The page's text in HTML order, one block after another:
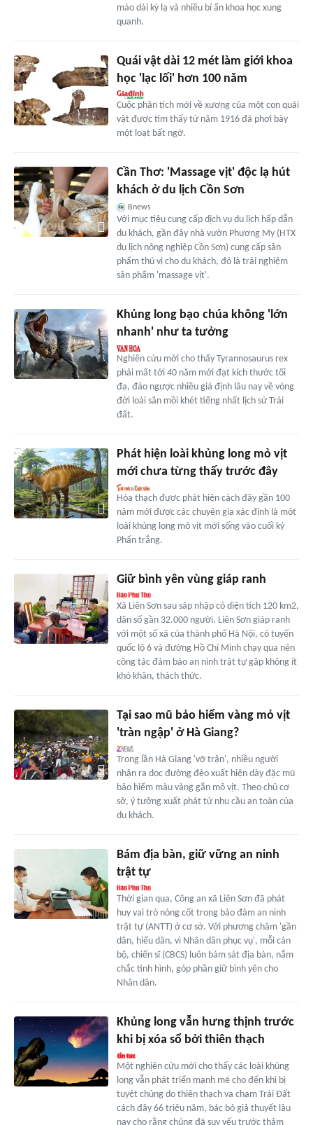
mào dài kỳ lạ và nhiều bí ẩn khoa học xung
quanh.
Quái vật dài 12 mét làm giới khoa
học 'lạc lối' hơn 100 năm
Cuộc phân tích mới về xương của một con quái
vật được tìm thấy từ năm 1916 đã phơi bày
một loạt bất ngờ.
Cần Thơ: 'Massage vịt' độc lạ hút
khách ở du lịch Cồn Sơn
Bnews
Với mục tiêu cung cấp dịch vụ du lịch hấp dẫn
du khách, gần đây nhà vườn Phương My (HTX
du lịch nông nghiệp Cồn Sơn) cung cấp sản
phẩm thú vị cho du khách, đó là trải nghiệm
sản phẩm 'massage vịt'.
Khủng long bạo chúa không 'lớn
nhanh' như ta tưởng
Nghiên cứu mới cho thấy Tyrannosaurus rex
phải mất tới 40 năm mới đạt kích thước tối
đa, đảo ngược nhiều giả định lâu nay về vòng
đời loài săn mồi khét tiếng nhất lịch sử Trái
đất.
Phát hiện loài khủng long mỏ vịt
mới chưa từng thấy trước đây
Hóa thạch được phát hiện cách đây gần 100
năm mới được các chuyên gia xác định là một
loài khủng long mỏ vịt mới sống vào cuối kỷ
Phấn trắng.
Giữ bình yên vùng giáp ranh
Xã Liên Sơn sau sáp nhập có diện tích 120 km2,
dân số gần 32.000 người. Liên Sơn giáp ranh
với một số xã của thành phố Hà Nội, có tuyến
quốc lộ 6 và đường Hồ Chí Minh chạy qua nên
công tác đảm bảo an ninh trật tự gặp không ít
khó khăn, thách thức.
Tại sao mũ bảo hiểm vàng mỏ vịt
'tràn ngập' ở Hà Giang?
Trong lần Hà Giang 'vỡ trận', nhiều người
nhận ra dọc đường đèo xuất hiện dày đặc mũ
bảo hiểm màu vàng gắn mỏ vịt. Theo chủ cơ
sở, ý tưởng xuất phát từ nhu cầu an toàn của
du khách.
Bám địa bàn, giữ vững an ninh
trật tự
Thời gian qua, Công an xã Liên Sơn đã phát
huy vai trò nòng cốt trong bảo đảm an ninh
trật tự (ANTT) ở cơ sở. Với phương châm 'gần
dân, hiểu dân, vì Nhân dân phục vụ', mỗi cán
bộ, chiến sĩ (CBCS) luôn bám sát địa bàn, nắm
chắc tình hình, góp phần giữ bình yên cho
Nhân dân.
Khủng long vẫn hưng thịnh trước
khi bị xóa sổ bởi thiên thạch
Một nghiên cứu mới cho thấy các loài khủng
long vẫn phát triển mạnh mẽ cho đến khi bị
tuyệt chủng do thiên thạch va chạm Trái Đất
cách đây 66 triệu năm, bác bỏ giả thuyết lâu
nay cho rằng chúng đã suy yếu trước thảm